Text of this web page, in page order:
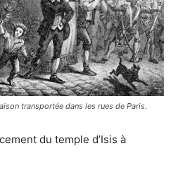
transportée dans les rues de Paris.
du temple d’Isis à